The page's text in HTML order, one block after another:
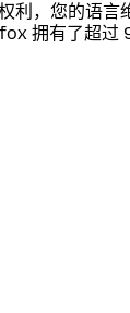
利，您的语言
拥有了超过